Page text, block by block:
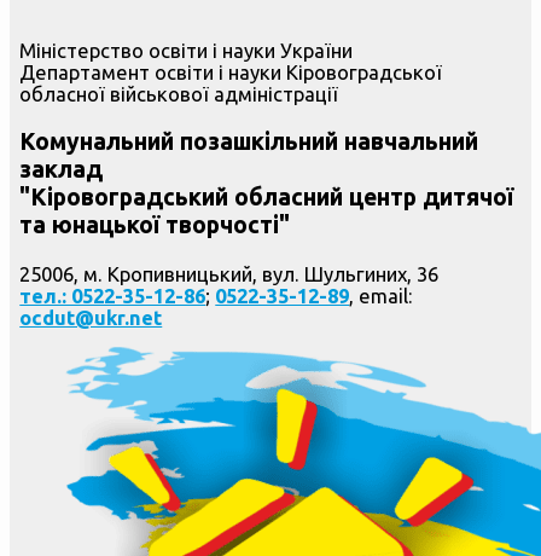
Міністерство освіти і науки України
Департамент освіти і науки Кіровоградської
обласної військової адміністрації
Комунальний позашкільний навчальний
заклад
"Кіровоградський обласний центр дитячої
та юнацької творчості"
25006, м. Кропивницький, вул. Шульгиних, 36
тел.: 0522-35-12-86; 0522-35-12-89, email:
ocdut@ukr.net